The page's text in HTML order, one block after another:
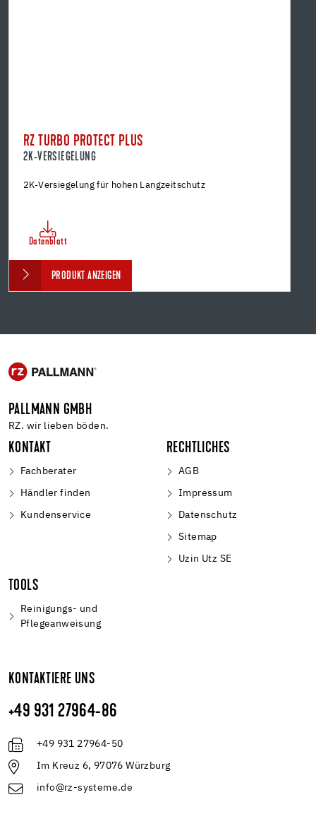
RZ TURBO PROTECT PLUS
2K-VERSIEGELUNG
2K-Versiegelung für hohen Langzeitschutz
Datenblatt
PRODUKT ANZEIGEN
PALLMANN GMBH
RZ. wir lieben böden.
KONTAKT
Fachberater
Händler finden
Kundenservice
RECHTLICHES
AGB
Impressum
Datenschutz
Sitemap
Uzin Utz SE
TOOLS
Reinigungs- und
Pflegeanweisung
KONTAKTIERE UNS
+49 931 27964-86
+49 931 27964-50
Im Kreuz 6, 97076 Würzburg
info@rz-systeme.de